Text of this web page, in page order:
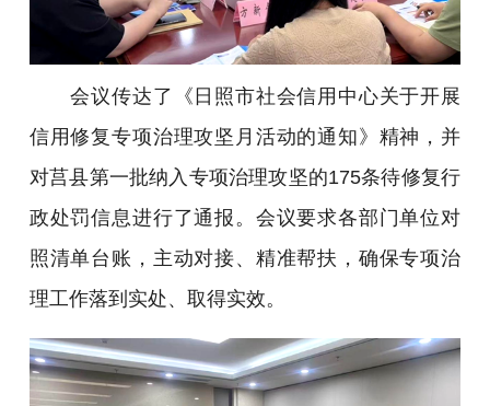
会议传达了《日照市社会信用中心关于开展
信用修复专项治理攻坚月活动的通知》精神，并
对莒县第一批纳入专项治理攻坚的175条待修复行
政处罚信息进行了通报。会议要求各部门单位对
照清单台账，主动对接、精准帮扶，确保专项治
理工作落到实处、取得实效。